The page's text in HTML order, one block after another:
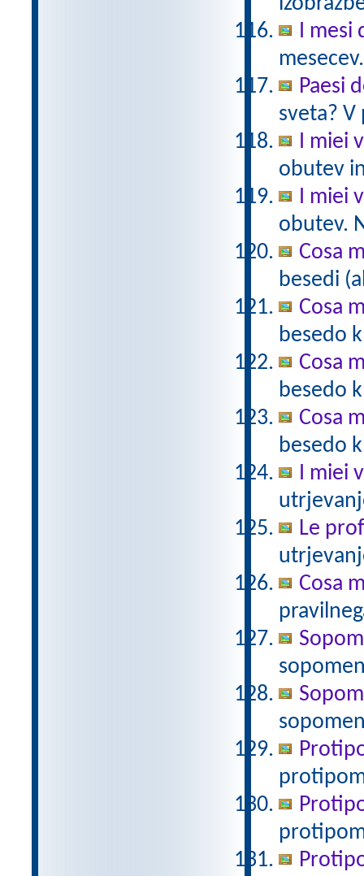
I mesi
mesecev.
Paesi
sveta?
I miei
obutev
I miei
obutev.
Cosa
besedi
Cosa
besedo
Cosa
besedo
Cosa
besedo
I miei
Le
Cosa